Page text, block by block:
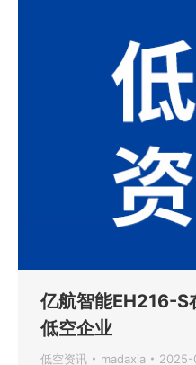
亿航智能EH216-S
低空企业
低空资讯 madaxia 2025-